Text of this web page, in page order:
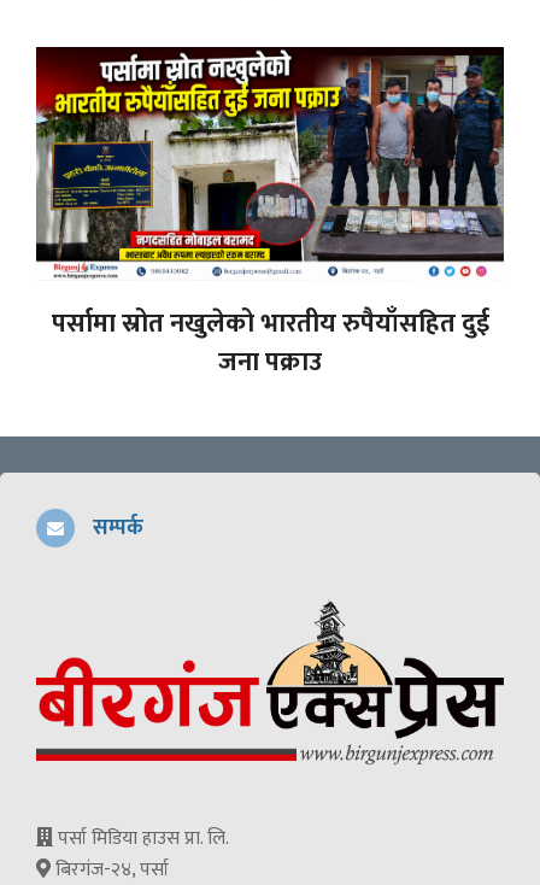
पर्सामा स्रोत नखुलेको भारतीय रुपैयाँसहित दुई
जना पक्राउ
सम्पर्क
पर्सा मिडिया हाउस प्रा. लि.
बिरगंज-२४, पर्सा